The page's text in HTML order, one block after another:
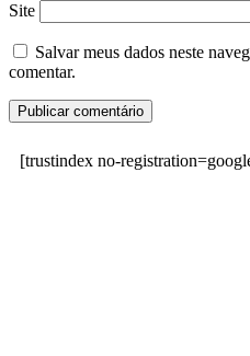
Site
Salvar meus dados neste
comentar.
[trustindex no-